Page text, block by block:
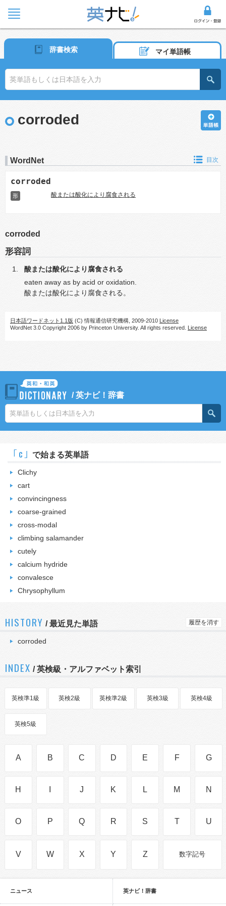
辞書検索 マイ単語帳
corroded
WordNet 目次
corroded
形 酸または酸化により腐食される
corroded
形容詞
酸または酸化により腐食される
eaten away as by acid or oxidation.
酸または酸化により腐食される。
日本語ワードネット1.1版 (C) 情報通信研究機構, 2009-2010 License
WordNet 3.0 Copyright 2006 by Princeton University. All rights reserved. License
/英ナビ！辞書
｢c｣ で始まる英単語
Clichy
cart
convincingness
coarse-grained
cross-modal
climbing salamander
cutely
calcium hydride
convalesce
Chrysophyllum
HISTORY /最近見た単語 履歴を消す
corroded
INDEX / 英検級・アルファベット索引
英検準1級 英検2級 英検準2級 英検3級 英検4級
英検5級
A B C D E F G
H J K L M N
O P Q R S T U
V W X Y Z 数字記号
ニュース 英ナビ！辞書